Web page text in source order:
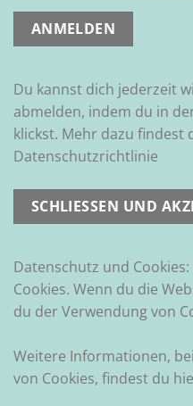
Du kannst dich jederzeit
abmelden, indem du in
klickst. Mehr dazu findest
Datenschutzrichtlinie
Datenschutz und
Cookies. Wenn du die
du der Verwendung von
Weitere Informationen,
von Cookies, findest du